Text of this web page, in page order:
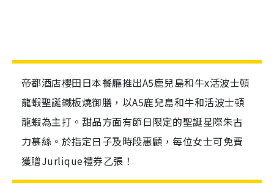
帝都酒店櫻田日本餐廳推出A5鹿兒島和牛x活波士頓
龍蝦聖誕鐵板燒御膳，以A5鹿兒島和牛和活波士頓
龍蝦為主打。甜品方面有節日限定的聖誕星際朱古
力慕絲。於指定日子及時段惠顧，每位女士可免費
獲贈Jurlique禮券乙張！